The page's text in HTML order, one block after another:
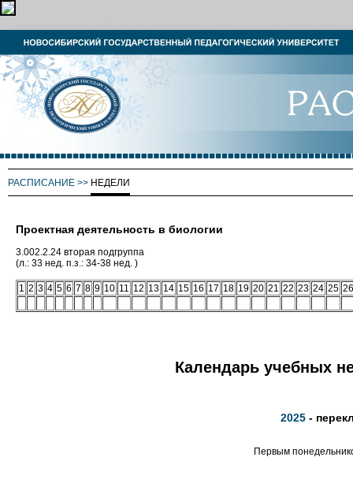
РАСПИСАНИЕ >> НЕДЕЛИ
Проектная деятельность в биологии
3.002.2.24 вторая подгруппа
(л.: 33 нед. п.з.: 34-38 нед. )
1 2 3 4 5 6 7 8 9 10 11 12 13 14 15 16 17 18 19 20 21 22 23 24 25 26
Календарь учебных
2025 -
Первым